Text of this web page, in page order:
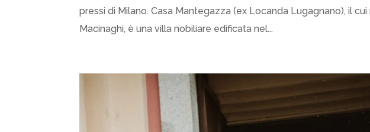
pressi di Milano. Casa Mantegazza (ex Locanda Lugagnano), il
Macinaghi, è una villa nobiliare edificata nel...